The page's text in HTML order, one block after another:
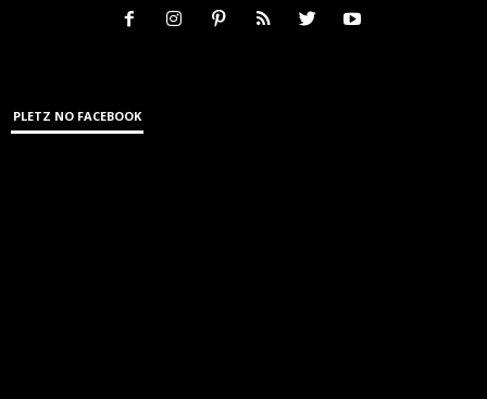
PLETZ NO FACEBOOK